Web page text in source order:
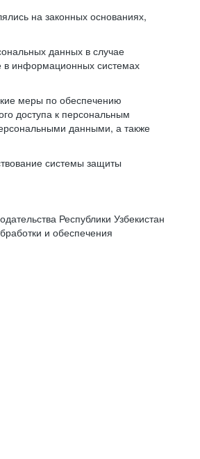
на законных основаниях,
данных в случае
в информационных системах
меры по обеспечению
доступа к персональным
данными, а также
системы защиты
Республики Узбекистан
и обеспечения